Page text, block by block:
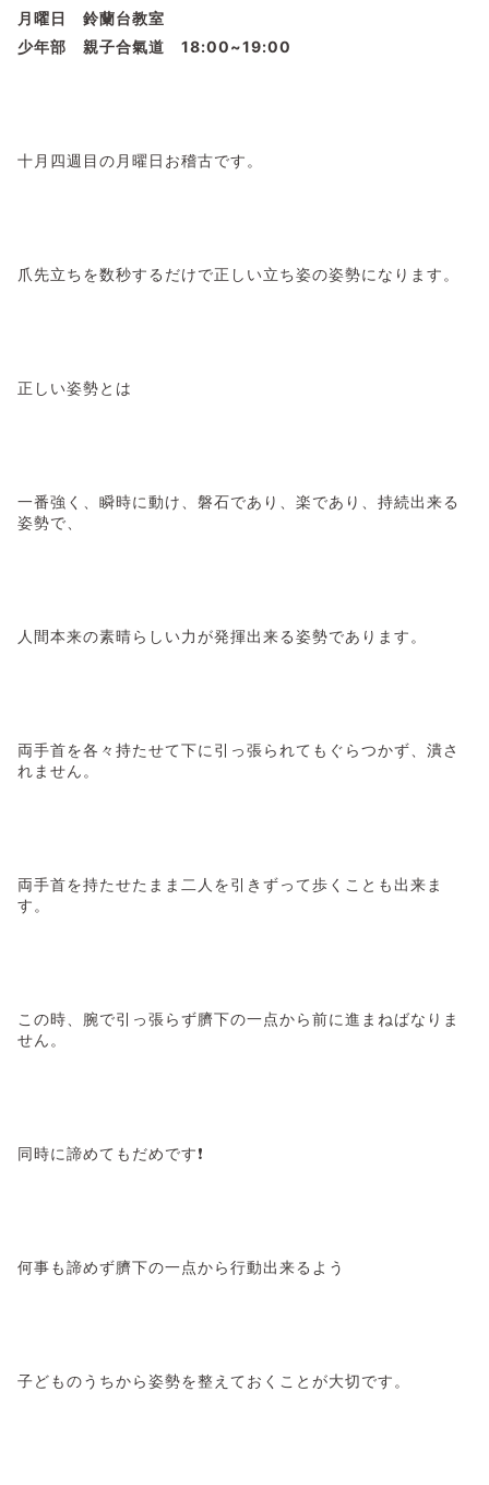
月曜日 鈴蘭台教室
少年部 親子合氣道 18:00~19:00
十月四週目の月曜日お稽古です。
爪先立ちを数秒するだけで正しい立ち姿の姿勢になります。
正しい姿勢とは
一番強く、瞬時に動け、磐石であり、楽であり、持続出来る
姿勢で、
人間本来の素晴らしい力が発揮出来る姿勢であります。
両手首を各々持たせて下に引っ張られてもぐらつかず、潰さ
れません。
両手首を持たせたまま二人を引きずって歩くことも出来ま
す。
この時、腕で引っ張らず臍下の一点から前に進まねばなりま
せん。
同時に諦めてもだめです❗
何事も諦めず臍下の一点から行動出来るよう
子どものうちから姿勢を整えておくことが大切です。